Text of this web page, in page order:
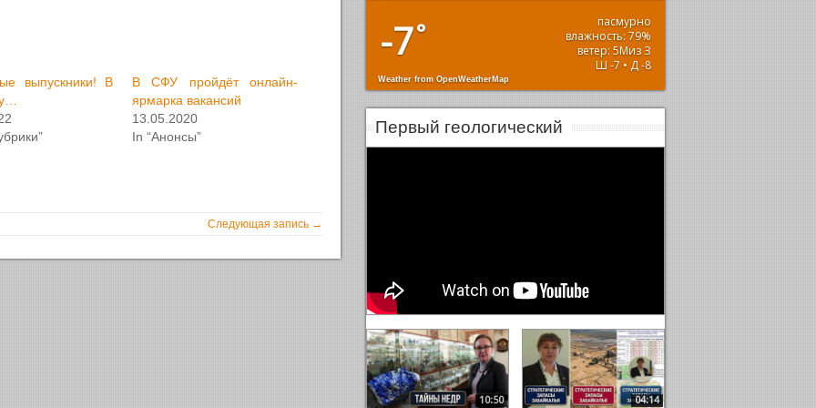
выпускники! В
В СФУ пройдёт онлайн-
ярмарка вакансий
13.05.2020
In “Анонсы”
Следующая запись →
-7°
пасмурно
влажность: 79%
ветер: 5Миз З
Ш -7 • Д -8
Weather from OpenWeatherMap
Первый геологический
10:50 04:14